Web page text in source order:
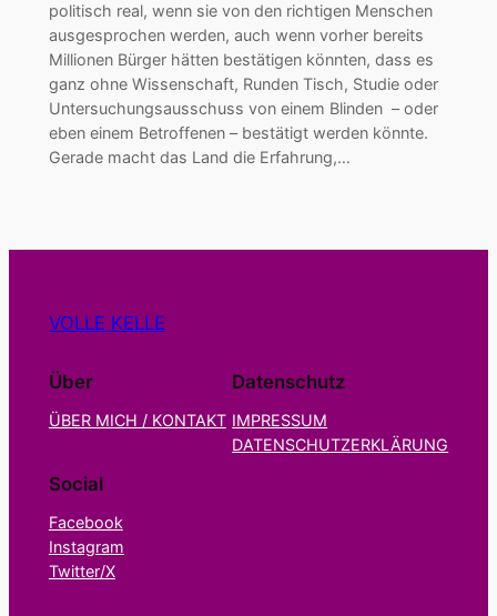
politisch real, wenn sie von den richtigen Menschen
ausgesprochen werden, auch wenn vorher bereits
Millionen Bürger hätten bestätigen könnten, dass es
ganz ohne Wissenschaft, Runden Tisch, Studie oder
Untersuchungsausschuss von einem Blinden – oder
eben einem Betroffenen – bestätigt werden könnte.
Gerade macht das Land die Erfahrung,…
VOLLE KELLE
Über
ÜBER MICH / KONTAKT
Datenschutz
IMPRESSUM
DATENSCHUTZERKLÄRUNG
Social
Facebook
Instagram
Twitter/X